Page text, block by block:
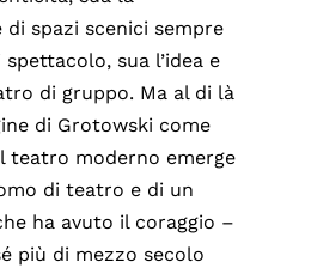
di spazi scenici sempre
sua l’idea e
di gruppo. Ma al di là
di Grotowski come
teatro moderno emerge
di teatro e di un
ha avuto il coraggio –
più di mezzo secolo